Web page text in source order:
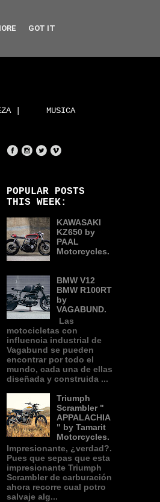
| MUSICA
POPULAR POSTS
THIS WEEK:
KAWASAKI
KZ650 by
PAAL
Motorcycles.
BMW V12
BMW R100RT
by
VAGABUND.
Las
motocicletas con
influencia industrial de
Vagabund se pueden
encontrar por todo el
mundo, cada una de ellas
diseñada y construida ...
Triumph
Scrambler "
APPALACHIA
" by Tamarit
Motorcycles.
Impresionante, ¿verdad?.
Pues que sepas que esta
impresionante Triumph
Scrambler de carburación
ahora recorre cual potro
salvaje alg...
GOT IT